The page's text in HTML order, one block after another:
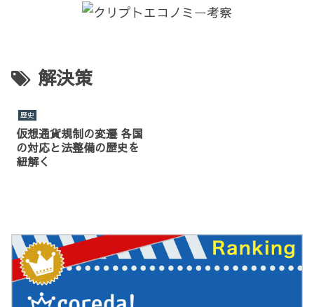
解決策
歴史
仮想通貨規制の変遷 各国
の対応と法整備の歴史を
紐解く